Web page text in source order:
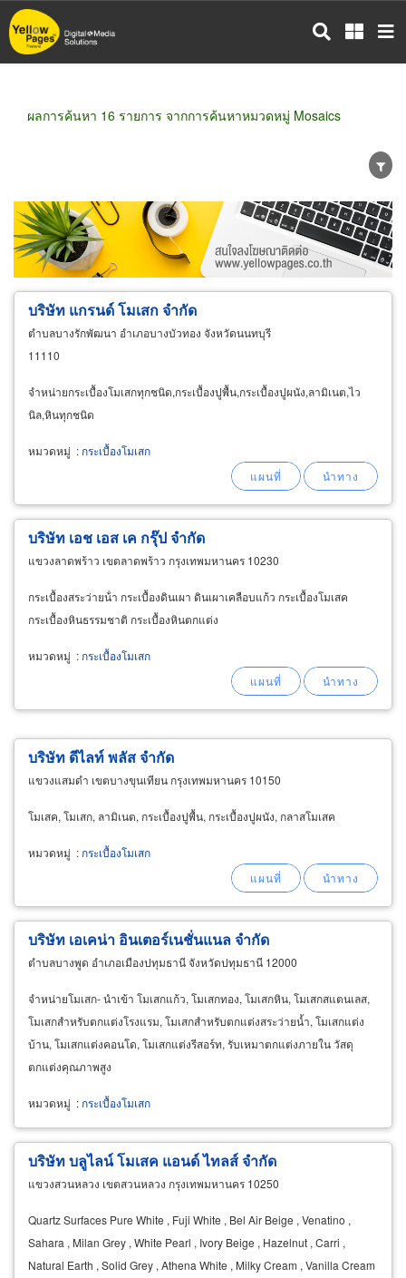
ข้าม
ไป
ผลการค้นหา 16 รายการ จากการค้นหาหมวดหมู่ Mosaics
ขายส่ง ขายปลีก ผู้ผลิต
ตัวแทนจัดจำหน่าย
ผู้ส่งออก/นำเข้า
ธุรกิจบริการ
บริษัท แกรนด์ โมเสก จำกัด
ตำบลบางรักพัฒนา อำเภอบางบัวทอง จังหวัดนนทบุรี
11110
จำหน่ายกระเบื้องโมเสกทุกชนิด,กระเบื้องปูพื้น,กระเบื้องปูผนัง,ลามิเนต,ไว
นิล,หินทุกชนิด
หมวดหมู่ : กระเบื้องโมเสก
บริษัท เอช เอส เค กรุ๊ป จำกัด
แขวงลาดพร้าว เขตลาดพร้าว กรุงเทพมหานคร 10230
กระเบื้องสระว่ายน้ํา กระเบื้องดินเผา ดินเผาเคลือบแก้ว กระเบื้องโมเสค
กระเบื้องหินธรรมชาติ กระเบื้องหินตกแต่ง
หมวดหมู่ : กระเบื้องโมเสก
บริษัท ดีไลท์ พลัส จำกัด
แขวงแสมดำ เขตบางขุนเทียน กรุงเทพมหานคร 10150
โมเสค, โมเสก, ลามิเนต, กระเบื้องปูพื้น, กระเบื้องปูผนัง, กลาสโมเสค
หมวดหมู่ : กระเบื้องโมเสก
บริษัท เอเคน่า อินเตอร์เนชั่นแนล จำกัด
ตำบลบางพูด อำเภอเมืองปทุมธานี จังหวัดปทุมธานี 12000
จำหน่ายโมเสก- นำเข้า โมเสกแก้ว, โมเสกทอง, โมเสกหิน, โมเสกสแตนเลส,
โมเสกสำหรับตกแต่งโรงแรม, โมเสกสำหรับตกแต่งสระว่ายน้ำ, โมเสกแต่ง
บ้าน, โมเสกแต่งคอนโด, โมเสกแต่งรีสอร์ท, รับเหมาตกแต่งภายใน วัสดุ
ตกแต่งคุณภาพสูง
หมวดหมู่ : กระเบื้องโมเสก
บริษัท บลูไลน์ โมเสค แอนด์ ไทลส์ จำกัด
แขวงสวนหลวง เขตสวนหลวง กรุงเทพมหานคร 10250
Quartz Surfaces Pure White , Fuji White , Bel Air Beige , Venatino ,
Sahara , Milan Grey , White Pearl , Ivory Beige , Hazelnut , Carri ,
Natural Earth , Solid Grey , Athena White , Milky Cream , Vanilla Cream